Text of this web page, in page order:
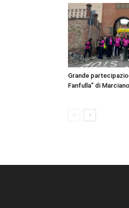
Grande
Fanfulla” di Marciano